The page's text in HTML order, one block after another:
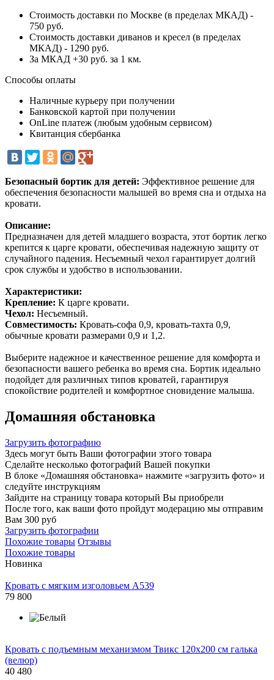
Стоимость доставки по Москве (в пределах МКАД) -
750 руб.
Стоимость доставки диванов и кресел (в пределах
МКАД) - 1290 руб.
За МКАД +30 руб. за 1 км.
Способы оплаты
Наличные курьеру при получении
Банковской картой при получении
OnLine платеж (любым удобным сервисом)
Квитанция сбербанка
Безопасный бортик для детей: Эффективное решение для
обеспечения безопасности малышей во время сна и отдыха на
кровати.
Описание:
Предназначен для детей младшего возраста, этот бортик легко
крепится к царге кровати, обеспечивая надежную защиту от
случайного падения. Несъемный чехол гарантирует долгий
срок службы и удобство в использовании.
Характеристики:
Крепление: К царге кровати.
Чехол: Несъемный.
Совместимость: Кровать-софа 0,9, кровать-тахта 0,9,
обычные кровати размерами 0,9 и 1,2.
Выберите надежное и качественное решение для комфорта и
безопасности вашего ребенка во время сна. Бортик идеально
подойдет для различных типов кроватей, гарантируя
спокойствие родителей и комфортное сновидение малыша.
Домашняя обстановка
Загрузить фотографию
Здесь могут быть Ваши фотографии этого товара
Сделайте несколько фотографий Вашей покупки
В блоке «Домашняя обстановка» нажмите «загрузить фото» и
следуйте инструкциям
Зайдите на страницу товара который Вы приобрели
После того, как ваши фото пройдут модерацию мы отправим
Вам 300 руб
Загрузить фотографии
Похожие товары Отзывы
Похожие товары
Новинка
Кровать с мягким изголовьем A539
79 800
Кровать с подъемным механизмом Твикс 120х200 см галька
(велюр)
40 480